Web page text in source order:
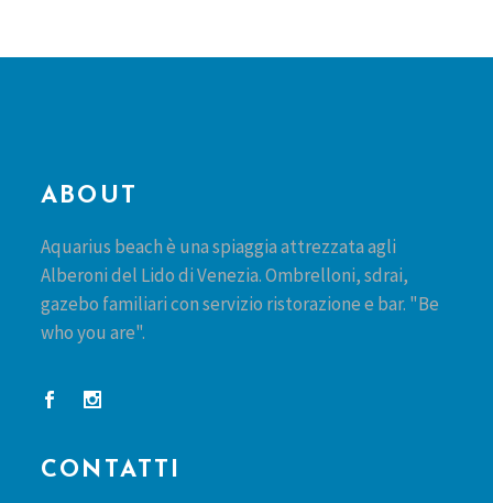
ABOUT
Aquarius beach è una spiaggia attrezzata agli
Alberoni del Lido di Venezia. Ombrelloni, sdrai,
gazebo familiari con servizio ristorazione e bar. "Be
who you are".
CONTATTI